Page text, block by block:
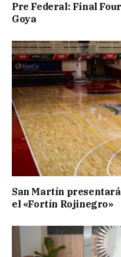
Pre Federal: Final
Goya
San Martín
el «Fortín Rojinegro»